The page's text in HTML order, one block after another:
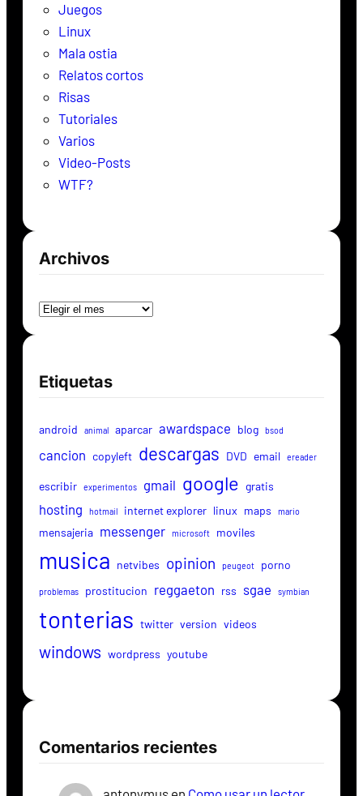
Juegos
Linux
Mala ostia
Relatos cortos
Risas
Tutoriales
Varios
Video-Posts
WTF?
Archivos
Etiquetas
android animal aparcar awardspace blog bsod
cancion copyleft descargas DVD email ereader
escribir experimentos gmail google gratis
hosting hotmail internet explorer linux maps mario
mensajeria messenger microsoft moviles
musica netvibes opinion peugeot porno
problemas prostitucion reggaeton rss sgae symbian
tonterias twitter version videos
windows wordpress youtube
Comentarios recientes